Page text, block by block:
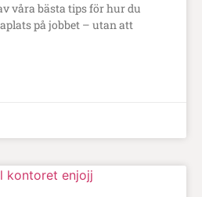
våra bästa tips för hur du
på jobbet – utan att